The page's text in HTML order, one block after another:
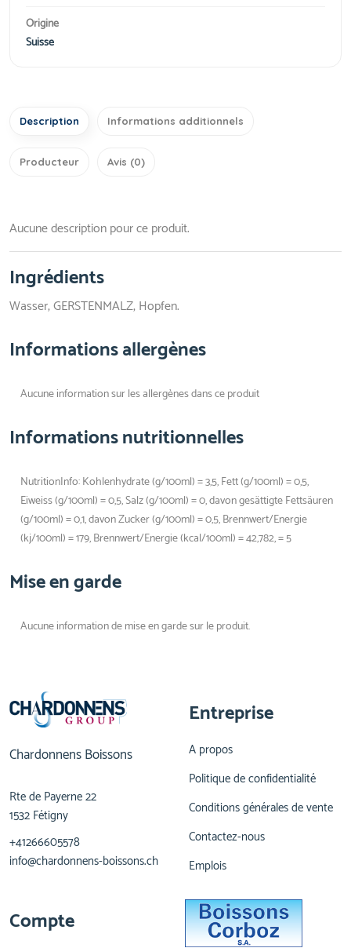
Origine
Suisse
Description Informations additionnels
Producteur Avis (0)
Aucune description pour ce produit.
Ingrédients
Wasser, GERSTENMALZ, Hopfen.
Informations allergènes
Aucune information sur les allergènes dans ce produit
Informations nutritionnelles
NutritionInfo: Kohlenhydrate (g/100ml) = 3,5, Fett (g/100ml) = 0,5,
Eiweiss (g/100ml) = 0,5, Salz (g/100ml) = 0, davon gesättigte Fettsäuren
(g/100ml) = 0,1, davon Zucker (g/100ml) = 0,5, Brennwert/Energie
(kj/100ml) = 179, Brennwert/Energie (kcal/100ml) = 42,782, = 5
Mise en garde
Aucune information de mise en garde sur le produit.
Chardonnens Boissons
Rte de Payerne 22
1532 Fétigny
+41266605578
info@chardonnens-boissons.ch
Entreprise
A propos
Politique de confidentialité
Conditions générales de vente
Contactez-nous
Emplois
Compte